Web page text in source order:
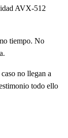
AVX-512
tiempo. No
no llegan a
todo ello